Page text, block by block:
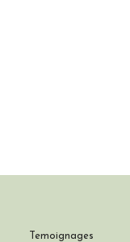
Temoignages